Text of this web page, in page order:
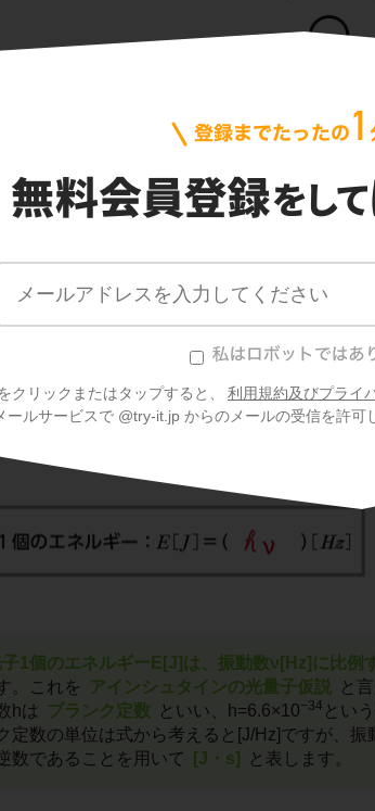
クリックまたはタップすると、 利用規約及びプライ
ールサービスで @try-it.jp からのメールの受信を許可
インは光子1個1個に注目した時、その
を 振動数ν[Hz]、比例定数hを用いて下の
子1個のエネルギーE[J]は、振動数ν[Hz]に比例
。これを
アインシュタインの光量子仮説
と
hは
プランク定数 といい、h=6.6×10−34 とい
定数の単位は式から考えると[J/Hz]ですが、振
数であることを用いて
[J・s] と表します。